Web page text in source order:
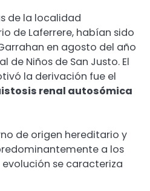
de la localidad
de Laferrere, habían sido
en agosto del año
de Niños de San Justo. El
la derivación fue el
renal autosómica
de origen hereditario y
a los
evolución se caracteriza